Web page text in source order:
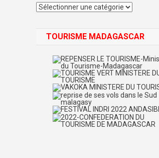
Catégories
TOURISME MADAGASCAR